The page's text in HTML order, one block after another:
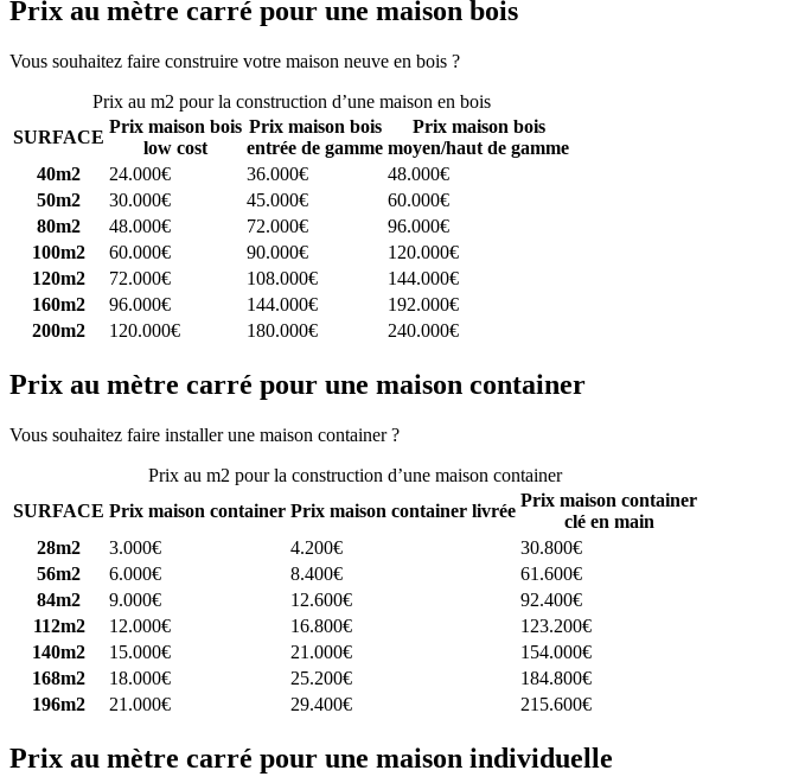
Prix au mètre carré pour une maison bois
Vous souhaitez faire construire votre maison neuve en bois ?
Prix au m2 pour la construction d’une maison en bois
SURFACE
Prix maison bois
low cost
Prix maison bois
entrée de gamme
Prix maison bois
moyen/haut de gamme
40m2
24.000€ 36.000€
48.000€
50m2
30.000€ 45.000€
60.000€
80m2
48.000€ 72.000€
96.000€
100m2
60.000€ 90.000€
120.000€
120m2
72.000€ 108.000€
144.000€
160m2
96.000€ 144.000€
192.000€
200m2
120.000€ 180.000€ 240.000€
Prix au mètre carré pour une maison container
Vous souhaitez faire installer une maison container ?
Prix au m2 pour la construction d’une maison container
SURFACE Prix maison container Prix maison container livrée
Prix maison container
clé en main
28m2
3.000€ 4.200€
30.800€
56m2
6.000€ 8.400€
61.600€
84m2
9.000€ 12.600€
92.400€
112m2
12.000€ 16.800€
123.200€
140m2
15.000€ 21.000€
154.000€
168m2
18.000€ 25.200€
184.800€
196m2
21.000€ 29.400€ 215.600€
Prix au mètre carré pour une maison individuelle